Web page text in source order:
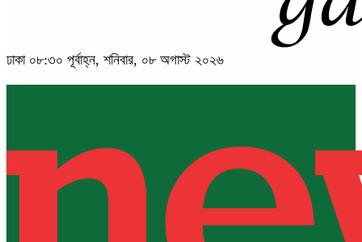
ঢাকা ০৮:৩০ পূর্বাহ্ন, শনিবার, ০৮ অগাস্ট ২০২৬